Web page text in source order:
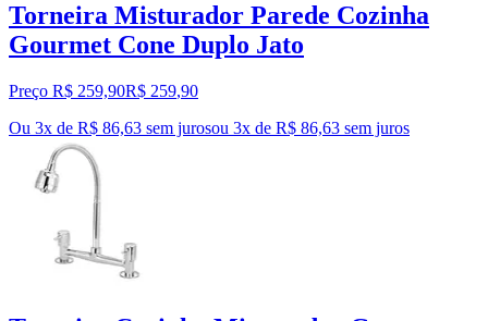
Torneira Misturador Parede Cozinha
Gourmet Cone Duplo Jato
Preço R$ 259,90R$ 259,90
Ou 3x de R$ 86,63 sem jurosou 3x de R$ 86,63 sem juros